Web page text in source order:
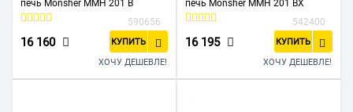
печь Monsher MMH 201 B
590656
16 160 КУПИТЬ
ХОЧУ ДЕШЕВЛЕ!
печь Monsher MMH 201 BX
542400
16 195 КУПИТЬ
ХОЧУ ДЕШЕВЛЕ!